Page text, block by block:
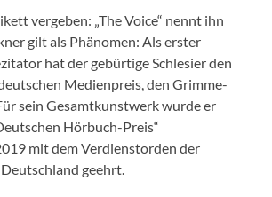
vergeben: „The Voice“ nennt ihn
gilt als Phänomen: Als erster
hat der gebürtige Schlesier den
Medienpreis, den Grimme-
sein Gesamtkunstwerk wurde er
Hörbuch-Preis“
mit dem Verdienstorden der
geehrt.